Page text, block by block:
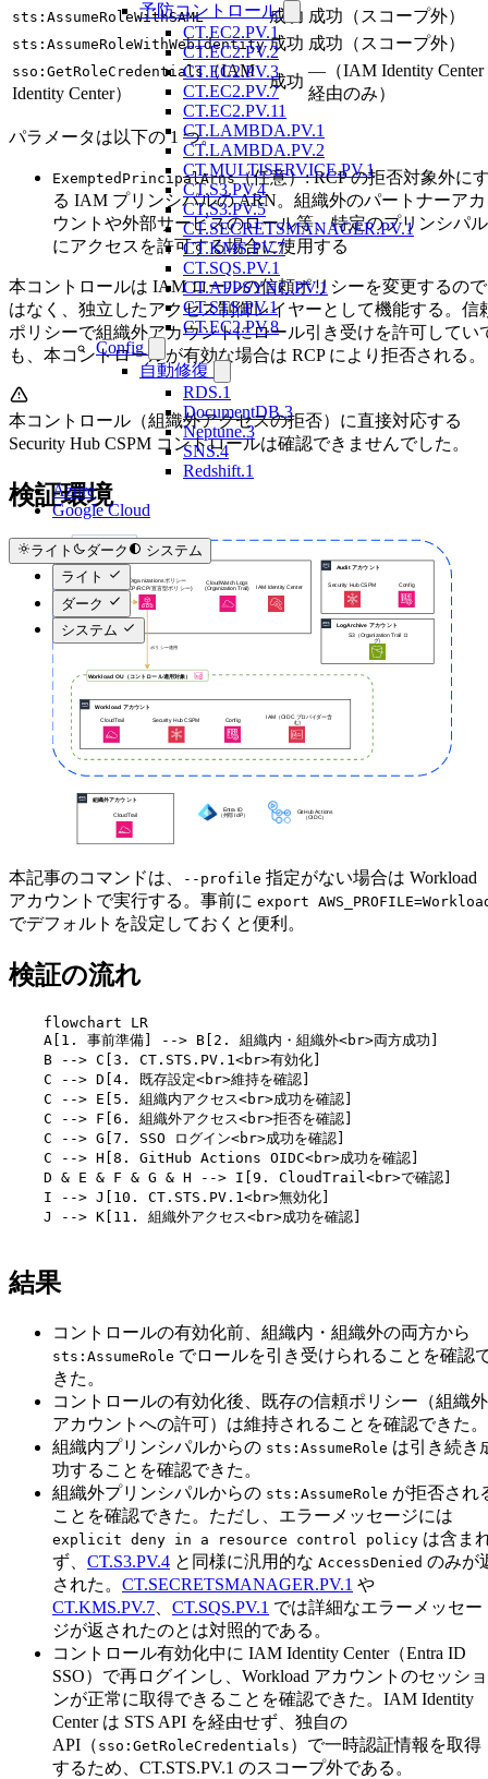
予防コントロール
CT.EC2.PV.1
CT.EC2.PV.2
CT.EC2.PV.3
CT.EC2.PV.7
CT.EC2.PV.11
CT.LAMBDA.PV.1
CT.LAMBDA.PV.2
CT.MULTISERVICE.PV.1
CT.S3.PV.4
CT.S3.PV.5
CT.SECRETSMANAGER.PV.1
CT.KMS.PV.7
CT.SQS.PV.1
CT.APPSYNC.PV.1
CT.STS.PV.1
CT.EC2.PV.8
Config
自動修復
RDS.1
DocumentDB.3
Neptune.3
SNS.4
Redshift.1
Azure
Google Cloud
ライト ダーク
システム
ライト
ダーク
システム
sts:AssumeRoleWithSAML 成功 成功（スコープ外）
sts:AssumeRoleWithWebIdentity 成功 成功（スコープ外）
sso:GetRoleCredentials（IAM
Identity Center）
成功
—（IAM Identity Center
経由のみ）
パラメータは以下の 1 つ。
ExemptedPrincipalArns（任意）: RCP の拒否対象外に
る IAM プリンシパルの ARN。組織外のパートナーアカ
ウントや外部サービスのロール等、特定のプリンシパル
にアクセスを許可する場合に使用する
本コントロールは IAM ロールの信頼ポリシーを変更するので
はなく、独立したアクセス制御レイヤーとして機能する。信
ポリシーで組織外アカウントにロール引き受けを許可してい
も、本コントロールが有効な場合は RCP により拒否される。
本コントロール（組織外アクセスの拒否）に直接対応する
Security Hub CSPM コントロールは確認できませんでした。
検証環境
本記事のコマンドは、 --profile 指定がない場合は Workload
アカウントで実行する。事前に export
でデフォルトを設定しておくと便利。
検証の流れ
    flowchart LR
    A[1. 事前準備] --> B[2. 組織内・組織外<br>両方成功]
    B --> C[3. CT.STS.PV.1<br>有効化]
    C --> D[4. 既存設定<br>維持を確認]
    C --> E[5. 組織内アクセス<br>成功を確認]
    C --> F[6. 組織外アクセス<br>拒否を確認]
    C --> G[7. SSO ログイン<br>成功を確認]
    C --> H[8. GitHub Actions OIDC<br>成功を確認]
    D & E & F & G & H --> I[9. CloudTrail<br>で確認]
    I --> J[10. CT.STS.PV.1<br>無効化]
    J --> K[11. 組織外アクセス<br>成功を確認]
結果
コントロールの有効化前、組織内・組織外の両方から
sts:AssumeRole でロールを引き受けられることを確認
きた。
コントロールの有効化後、既存の信頼ポリシー（組織外
アカウントへの許可）は維持されることを確認できた。
組織内プリンシパルからの sts:AssumeRole は引き続き
功することを確認できた。
組織外プリンシパルからの sts:AssumeRole が拒否され
ことを確認できた。ただし、エラーメッセージには
explicit deny in a resource control policy は含ま
ず、 CT.S3.PV.4 と同様に汎用的な AccessDenied のみが
された。 CT.SECRETSMANAGER.PV.1 や
CT.KMS.PV.7
CT.SQS.PV.1 では詳細なエラーメッセー
ジが返されたのとは対照的である。
コントロール有効化中に IAM Identity Center（Entra ID
SSO）で再ログインし、Workload アカウントのセッショ
ンが正常に取得できることを確認できた。IAM Identity
Center は STS API を経由せず、独自の
API（ sso:GetRoleCredentials ）で一時認証情報を取得
するため、CT.STS.PV.1 のスコープ外である。